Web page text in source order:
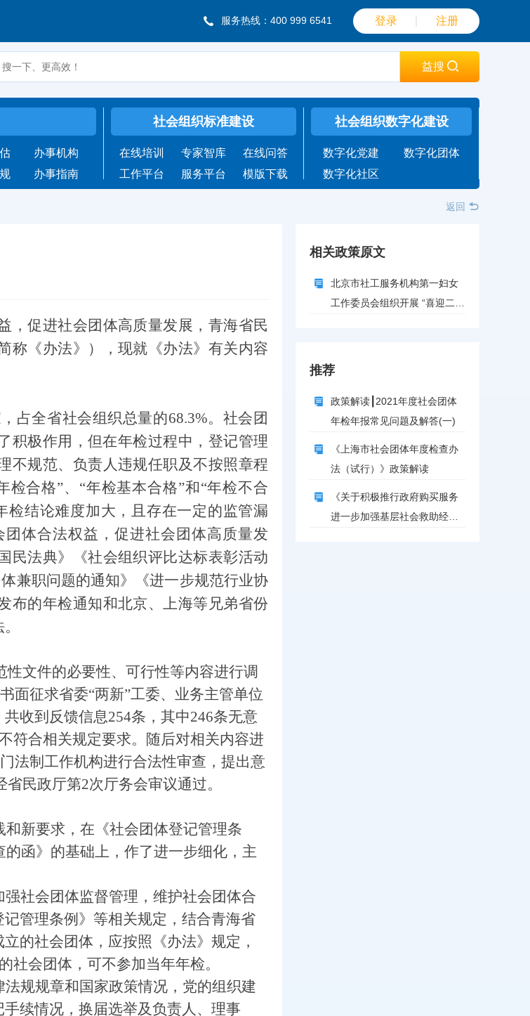
服务热线：400 999 6541 登录 注册
益搜
办事机构
办事指南
社会组织标准建设
在线培训 专家智库
在线问答
工作平台
服务平台 模版下载
社会组织数字化建设
数字化党建
数字化团体
数字化社区
返回
，促进社会团体高质量发展，青海省民
称《办法》），现就《办法》有关内容
占全省社会组织总量的68.3%。社会团
积极作用，但在年检过程中，登记管理
不规范、负责人违规任职及不按照章程
合格”、“年检基本合格”和“年检不合
结论难度加大，且存在一定的监管漏
体合法权益，促进社会团体高质量发
民法典》《社会组织评比达标表彰活动
兼职问题的通知》《进一步规范行业协
布的年检通知和北京、上海等兄弟省份
文件的必要性、可行性等内容进行调
面征求省委“两新”工委、业务主管单位
收到反馈信息254条，其中246条无意
符合相关规定要求。随后对相关内容进
法制工作机构进行合法性审查，提出意
民政厅第2次厅务会审议通过。
新要求，在《社会团体登记管理条
函》的基础上，作了进一步细化，主
强社会团体监督管理，维护社会团体合
管理条例》等相关规定，结合青海省
的社会团体，应按照《办法》规定，
社会团体，可不参加当年年检。
规规章和国家政策情况，党的组织建
续情况，换届选举及负责人、理事
相关政策原文
北京市社工服务机构第一妇女
工作委员会组织开展 “喜迎二十
推荐
政策解读┃2021年度社会团体
年检年报常见问题及解答(一)
《上海市社会团体年度检查办
法（试行）》政策解读
《关于积极推行政府购买服务
进一步加强基层社会救助经办